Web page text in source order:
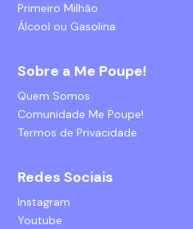
Primeiro Milhão
Álcool ou Gasolina
Sobre a Me Poupe!
Quem Somos
Comunidade Me Poupe!
Termos de Privacidade
Redes Sociais
Instagram
Youtube